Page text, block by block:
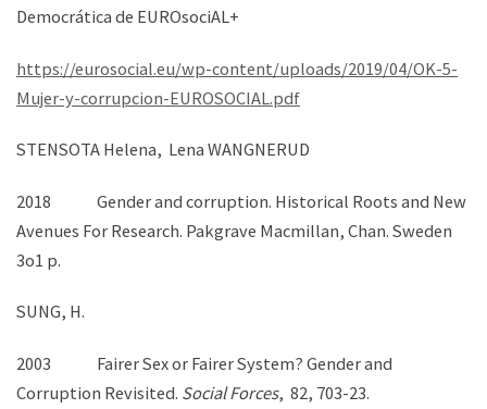
Democrática de EUROsociAL+
https://eurosocial.eu/wp-content/uploads/2019/04/OK-5-
Mujer-y-corrupcion-EUROSOCIAL.pdf
STENSOTA Helena, Lena WANGNERUD
2018 Gender and corruption. Historical Roots and New
Avenues For Research. Pakgrave Macmillan, Chan. Sweden
3o1 p.
SUNG, H.
2003 Fairer Sex or Fairer System? Gender and
Corruption Revisited. Social Forces, 82, 703-23.